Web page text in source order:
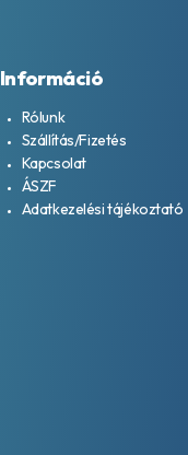
Információ
Rólunk
Szállítás/Fizetés
Kapcsolat
ÁSZF
Adatkezelési tájékoztató